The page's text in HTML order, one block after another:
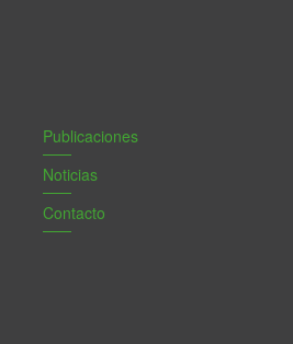
Publicaciones
Noticias
Contacto